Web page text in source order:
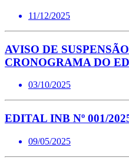
11/12/2025
AVISO DE
CRONOGRAMA DO
03/10/2025
EDITAL INB Nº 001/
09/05/2025